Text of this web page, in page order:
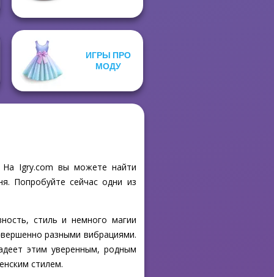
ИГРЫ ПРО
МОДУ
На Igry.com вы можете найти
Попробуйте сейчас одни из
стиль и немного магии
разными вибрациями.
этим уверенным, родным
стилем.